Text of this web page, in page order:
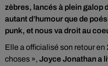
zèbres, lancés à plein galop
autant d’humour que de
punk, et nous va droit au
Elle a officialisé son retour en
choses », Joyce Jonathan a